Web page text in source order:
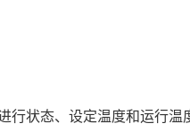
行状态、设定温度和运行温